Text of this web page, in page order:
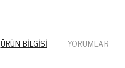
ÜRÜN BİLGİSİ YORUMLAR